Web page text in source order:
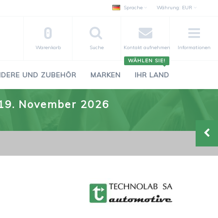
Währung: EUR
Sprache
Informationen
Kontakt aufnehmen
Suche
0
Warenkorb
UND ZUBEHÖR MARKEN
WÄHLEN SIE!
IHR LAND
November 2026